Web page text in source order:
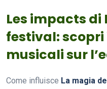
Les impacts di
festival:
musicali sur
Come influisce La magia